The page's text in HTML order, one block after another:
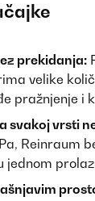
prekidanja:
velike
pražnjenje i
svakoj vrsti
Reinraum
jednom